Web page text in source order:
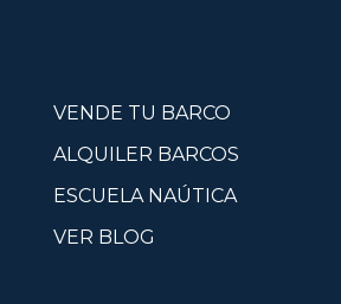
VENDE TU BARCO
ALQUILER BARCOS
ESCUELA NAÚTICA
VER BLOG